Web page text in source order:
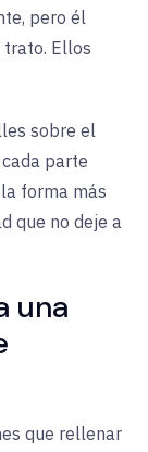
pero él
Ellos
sobre el
parte
forma más
que no deje a
una
que rellenar